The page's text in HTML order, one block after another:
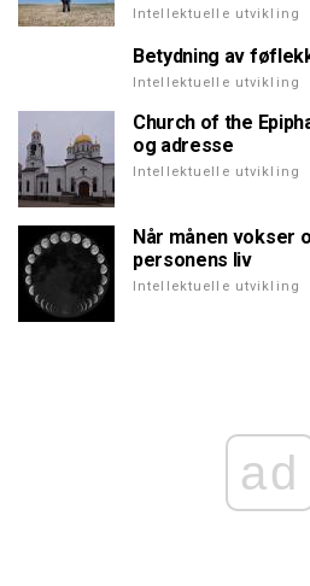
Intellektuelle utvikling
Betydning av
Intellektuelle utvikling
Church of the
og adresse
Intellektuelle utvikling
Når månen vokser
personens liv
Intellektuelle utvikling
ad